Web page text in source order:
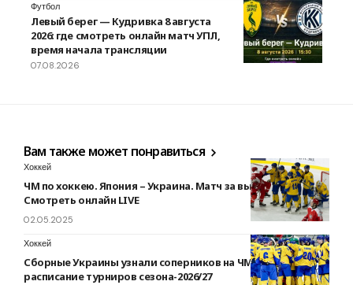
Футбол
Левый берег — Кудривка 8 августа
2026: где смотреть онлайн матч УПЛ,
время начала трансляции
07.08.2026
Вам также может понравиться
Хоккей
ЧМ по хоккею. Япония – Украина. Матч за выход в элиту.
Смотреть онлайн LIVE
02.05.2025
Хоккей
Сборные Украины узнали соперников на ЧМ по хоккею:
расписание турниров сезона-2026/27